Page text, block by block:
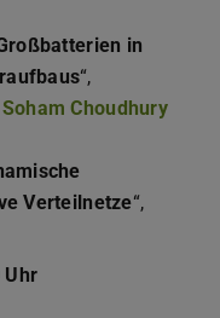
in
“,
Soham Choudhury
Verteilnetze“,
Uhr